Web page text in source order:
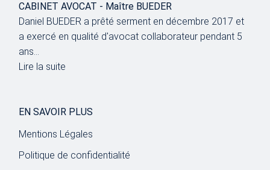
CABINET AVOCAT - Maître BUEDER
Daniel BUEDER a prêté serment en décembre 2017 et
a exercé en qualité d'avocat collaborateur pendant 5
ans...
Lire la suite
EN SAVOIR PLUS
Mentions Légales
Politique de confidentialité